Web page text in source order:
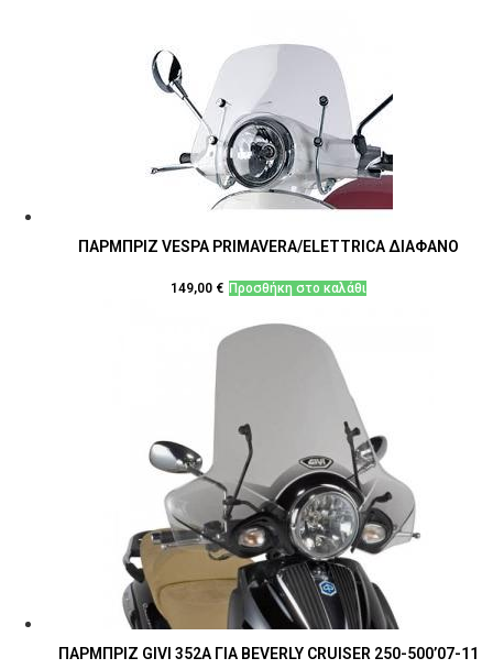
ΠΑΡΜΠΡΙΖ VESPA PRIMAVERA/ELETTRICA ΔΙΑΦΑΝΟ
149,00 € Προσθήκη στο καλάθι
ΠΑΡΜΠΡΙΖ GIVI 352Α ΓΙΑ BEVERLY CRUISER 250-500’07-11